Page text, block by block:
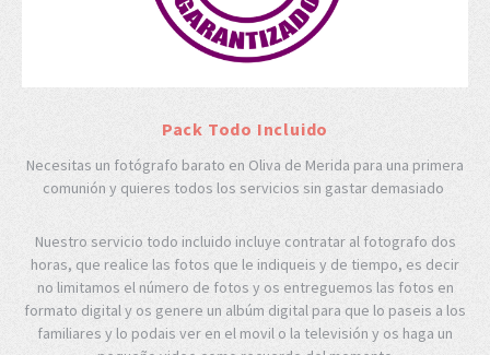
Pack Todo Incluido
Necesitas un fotógrafo barato en Oliva de Merida para una primera
comunión y quieres todos los servicios sin gastar demasiado
Nuestro servicio todo incluido incluye contratar al fotografo dos
horas, que realice las fotos que le indiqueis y de tiempo, es decir
no limitamos el número de fotos y os entreguemos las fotos en
formato digital y os genere un albúm digital para que lo paseis a los
familiares y lo podais ver en el movil o la televisión y os haga un